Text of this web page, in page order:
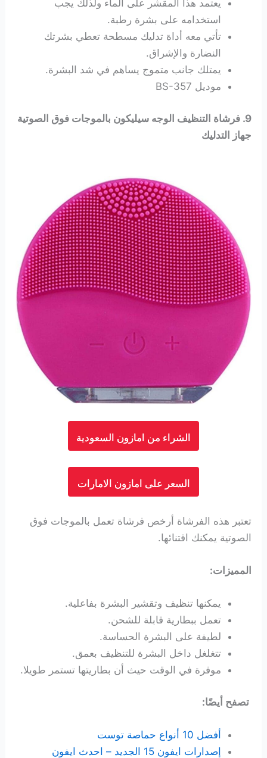
يعتمد هذا المقشر على الماء ولذلك يجب
استخدامه على بشرة رطبة.
تأتي معه أداة تدليك مسطحة تعطي بشرتك
النضارة والإشراق.
يمتلك جانب متموج يساهم في شد البشرة.
موديل ‎BS-357
9. فرشاة التنظيف الوجه سيليكون بالموجات فوق الصوتية
جهاز التدليك
الشراء من امازون السعودية
السعر على امازون الامارات
تعتبر هذه الفرشاة أرخص فرشاة تعمل بالموجات فوق
الصوتية يمكنك اقتنائها.
المميزات:
يمكنها تنظيف وتقشير البشرة بفاعلية.
تعمل ببطارية قابلة للشحن.
لطيفة على البشرة الحساسة.
تتغلغل داخل البشرة للتنظيف بعمق.
موفرة في الوقت حيث أن بطاريتها تستمر طويلا.
تصفح أيضًا:
أفضل 10 أنواع حماصة توست
إصدارات ايفون 15 الجديد – احدث ايفون